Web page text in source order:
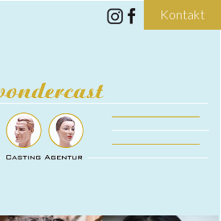
Kontakt